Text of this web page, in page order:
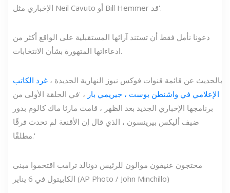
الإخباري مثل Neil Cavuto أو Bill Hemmer قد'.
دعونا نأمل فقط أن تستند آرائها المستقبلية على الواقع أكثر من
ادعاءاتها المتهورة بشأن الانتخابات.
بالحديث عن قائمة قنوات فوكس نيوز النهارية الجديدة ، غرد الكاتب
الإعلامي في واشنطن بوست ، جيريمي بار ، 'في الحلقة الأولى من
برنامجها الإخباري الجديد بعد الظهر ، قامت مارثا ماك كالوم بدور
ضيف أليكس بيرينسون ، الذي قال إن الأقنعة لم تحدث فرقًا
مطلقًا.'
محتجون عنيفون موالون للرئيس دونالد ترامب اقتحموا مبنى
الكابيتول في 6 يناير (AP Photo / John Minchillo)